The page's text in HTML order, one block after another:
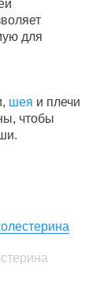
для
шея и плечи
чтобы